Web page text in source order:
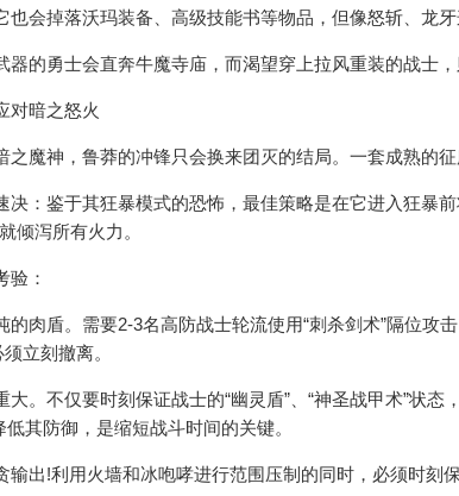
会掉落沃玛装备、高级技能书等物品，但像怒斩、龙牙
勇士会直奔牛魔寺庙，而渴望穿上拉风重装的战士，
暗之怒火
神，鲁莽的冲锋只会换来团灭的结局。一套成熟的征
：鉴于其狂暴模式的恐怖，最佳策略是在它进入狂暴
倾泻所有火力。
：
盾。需要2-3名高防战士轮流使用“刺杀剑术”隔位攻
立刻撤离。
不仅要时刻保证战士的“幽灵盾”、“神圣战甲术”状态
其防御，是缩短战斗时间的关键。
出!利用火墙和冰咆哮进行范围压制的同时，必须时刻